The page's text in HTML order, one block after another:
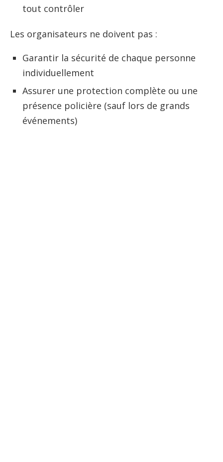
tout contrôler
Les organisateurs ne doivent pas :
Garantir la sécurité de chaque personne
individuellement
Assurer une protection complète ou une
présence policière (sauf lors de grands
événements)